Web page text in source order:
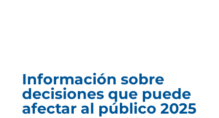
Información sobre
decisiones que puede
afectar al público 2025